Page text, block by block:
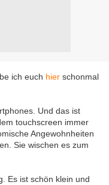
ich euch hier schonmal
Und das ist
touchscreen immer
Angewohnheiten
Sie wischen es zum
Es ist schön klein und